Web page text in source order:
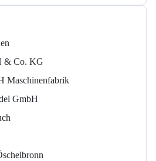
& Co. KG
Maschinenfabrik
GmbH